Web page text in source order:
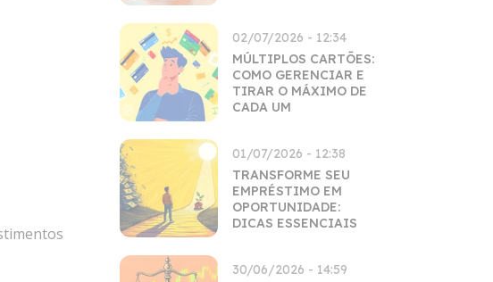
02/07/2026 - 12:34
MÚLTIPLOS CARTÕES:
COMO GERENCIAR E
TIRAR O MÁXIMO DE
CADA UM
01/07/2026 - 12:38
TRANSFORME SEU
EMPRÉSTIMO EM
OPORTUNIDADE:
DICAS ESSENCIAIS
30/06/2026 - 14:59